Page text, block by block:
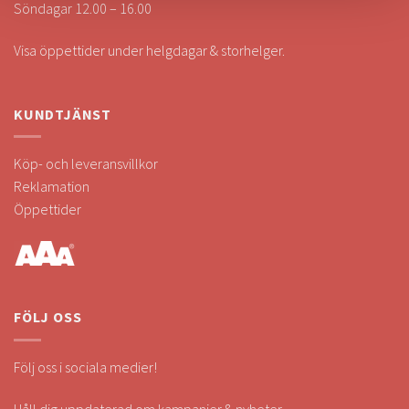
Söndagar 12.00 – 16.00
Visa öppettider under helgdagar & storhelger.
KUNDTJÄNST
Köp- och leveransvillkor
Reklamation
Öppettider
FÖLJ OSS
Följ oss i sociala medier!